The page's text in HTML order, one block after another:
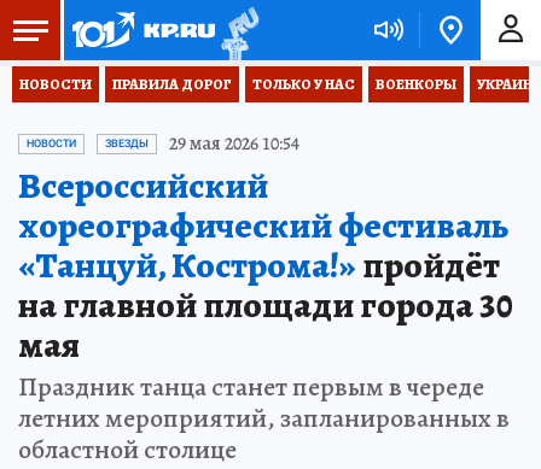
НОВОСТИ ПРАВИЛА ДОРОГ ТОЛЬКО У НАС ВОЕНКОРЫ
НОВОСТИ ЗВЕЗДЫ 29 мая 2026 10:54
Всероссийский
хореографический фестиваль
«Танцуй, Кострома!»пройдёт
на главной площади города 30
мая
Праздник танца станет первым в череде
летних мероприятий, запланированных в
областной столице